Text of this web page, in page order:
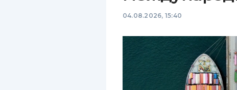
04.08.2026, 15:40